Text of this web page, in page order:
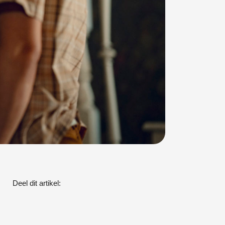
Deel dit artikel: